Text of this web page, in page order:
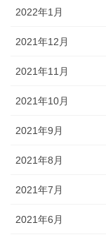
2022年1月
2021年12月
2021年11月
2021年10月
2021年9月
2021年8月
2021年7月
2021年6月